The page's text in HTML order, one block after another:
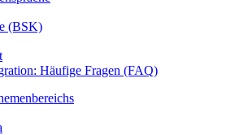
(BSK)
Häufige Fragen (FAQ)